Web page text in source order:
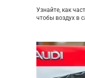
Узнайте, как
чтобы воздух в